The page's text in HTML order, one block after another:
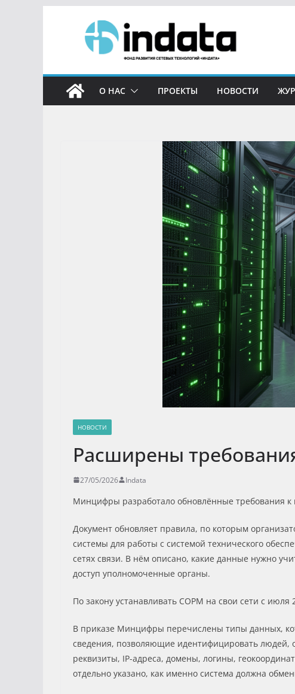
О НАС ПРОЕКТЫ НОВОСТИ
НОВОСТИ
Расширены
27/05/2026 Indata
Минцифры разработало обновлённые требования
Документ обновляет правила, по которым
системы для работы с системой технического
сетях связи. В нём описано, какие данные нужно
доступ уполномоченные органы.
По закону устанавливать СОРМ на свои сети с июля
В приказе Минцифры перечислены типы данных,
сведения, позволяющие идентифицировать людей,
реквизиты, IP-адреса, домены, логины,
отдельно указано, как именно система должна